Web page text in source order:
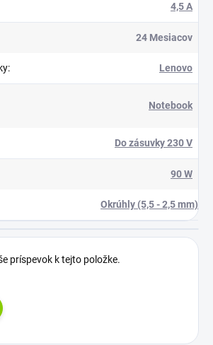
4,5 A
24 Mesiacov
: Lenovo
Notebook
Do zásuvky 230 V
90 W
Okrúhly (5,5 - 2,5 mm)
príspevok k tejto položke.